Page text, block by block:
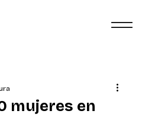
mujeres en